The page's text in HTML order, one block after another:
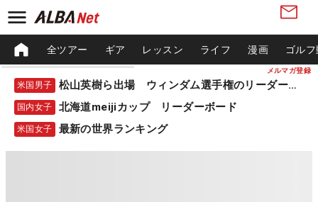
メルマガ登録
全ツアー ギア レッスン ライフ 漫画 ゴル
米国男子 松山英樹ら出場 ウィンダム選手権のリーダーボード
国内女子 北海道meijiカップ リーダーボード
米国女子 最新の世界ランキング